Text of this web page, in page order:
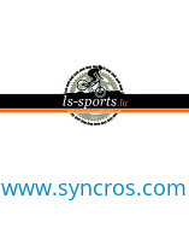
www.syncros.com